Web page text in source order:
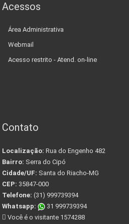
Acessos
Área Administrativa
Webmail
Acesso restrito - Atend. on-line
Contato
Localização: Rua do Engenho 482
Bairro: Serra do Cipó
Cidade/UF: Santa do Riacho-MG
CEP: 35847-000
Telefone: (31) 999739394
Whatsapp:
31 999739394
Você é o visitante 1574288